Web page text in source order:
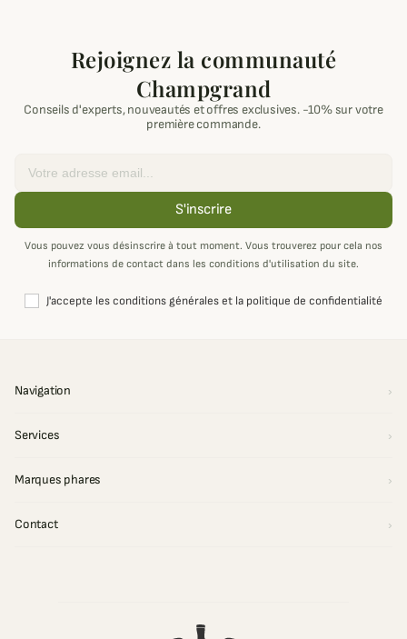
Rejoignez la communauté
Champgrand
Conseils d'experts, nouveautés et offres exclusives. -10% sur votre
première commande.
S'inscrire
Vous pouvez vous désinscrire à tout moment. Vous trouverez pour cela nos
informations de contact dans les conditions d'utilisation du site.
J'accepte les conditions générales et la politique de confidentialité
Navigation
Services
Marques phares
Contact